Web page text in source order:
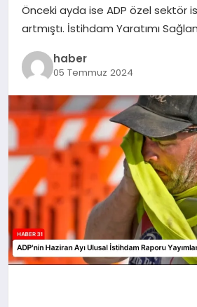
TEKNOLOJI
Önceki ayda ise ADP özel sektör
artmıştı. İstihdam Yaratımı
haber
05 Temmuz 2024